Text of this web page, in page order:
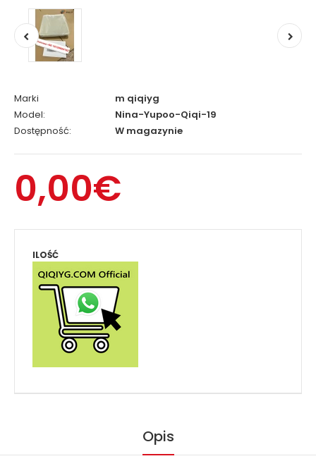
Marki
m qiqiyg
Model:
Nina-Yupoo-Qiqi-19
Dostępność:
W magazynie
0,00€
ILOŚĆ
Opis